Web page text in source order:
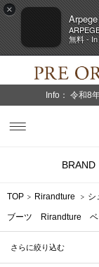
×
無料 -
Info： 令和8
BRAND
TOP Rirandture シ
ブーツ Rirandture ベ
さらに絞り込む